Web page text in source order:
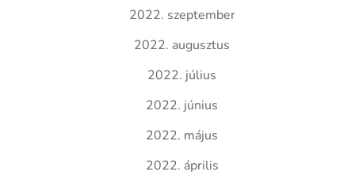
2022. szeptember
2022. augusztus
2022. július
2022. június
2022. május
2022. április